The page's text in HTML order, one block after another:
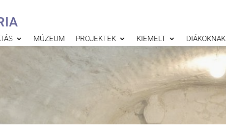
MÚZEUM PROJEKTEK KIEMELT DIÁKOKNAK